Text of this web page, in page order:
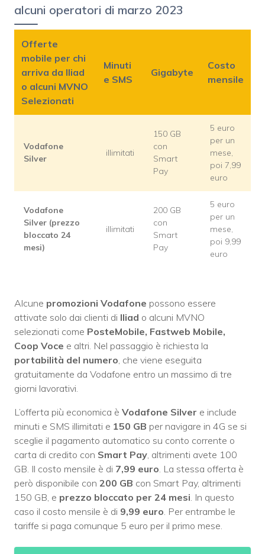
alcuni operatori di marzo 2023
Offerte
mobile per chi
arriva da Iliad
o alcuni MVNO
Selezionati
Minuti
e SMS
Gigabyte
Costo
mensile
Vodafone
Silver
illimitati
150 GB
con
Smart
Pay
5 euro
per un
mese,
poi 7,99
euro
Vodafone
Silver (prezzo
bloccato 24
mesi)
illimitati
200 GB
con
Smart
Pay
5 euro
per un
mese,
poi 9,99
euro
Alcune promozioni Vodafone possono essere
attivate solo dai clienti di Iliad o alcuni MVNO
selezionati come PosteMobile, Fastweb Mobile,
Coop Voce e altri. Nel passaggio è richiesta la
portabilità del numero , che viene eseguita
gratuitamente da Vodafone entro un massimo di tre
giorni lavorativi.
L’offerta più economica è Vodafone Silver e include
minuti e SMS illimitati e 150 GB per navigare in 4G se si
sceglie il pagamento automatico su conto corrente o
carta di credito con Smart Pay , altrimenti avete 100
GB. Il costo mensile è di 7,99 euro . La stessa offerta è
però disponibile con 200 GB con Smart Pay, altrimenti
150 GB, e prezzo bloccato per 24 mesi . In questo
caso il costo mensile è di 9,99 euro . Per entrambe le
tariffe si paga comunque 5 euro per il primo mese.